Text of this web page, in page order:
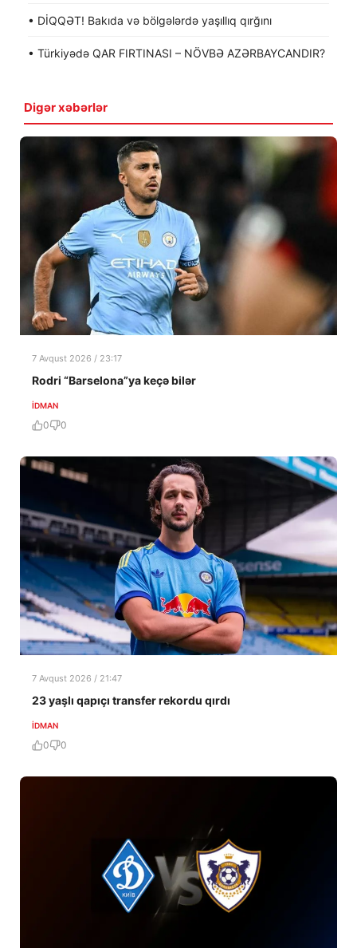
• DİQQƏT! Bakıda və bölgələrdə yaşıllıq qırğını
• Türkiyədə QAR FIRTINASI – NÖVBƏ AZƏRBAYCANDIR?
Digər xəbərlər
7 Avqust 2026 / 23:17
Rodri “Barselona”ya keçə bilər
İDMAN
0 0
7 Avqust 2026 / 21:47
23 yaşlı qapıçı transfer rekordu qırdı
İDMAN
0 0